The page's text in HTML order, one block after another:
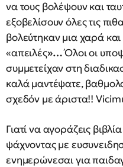
να τους βολέψουν και
εξοβελίσουν όλες τις
βολεύτηκαν μια χαρά
«απειλές»…Όλοι οι
συμμετείχαν στη
καλά μαντέψατε,
σχεδόν με άριστα!!
Γιατί να αγοράζεις
ψάχνοντας με
ενημερώνεσαι για